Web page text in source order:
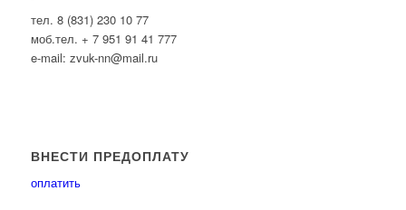
тел. 8 (831) 230 10 77
моб.тел. + 7 951 91 41 777
e-mail: zvuk-nn@mail.ru
ВНЕСТИ ПРЕДОПЛАТУ
оплатить